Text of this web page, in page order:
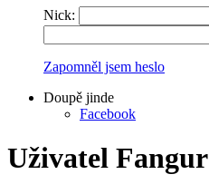
Nick:
Zapomněl jsem heslo
Doupě jinde
Facebook
Uživatel Fangur